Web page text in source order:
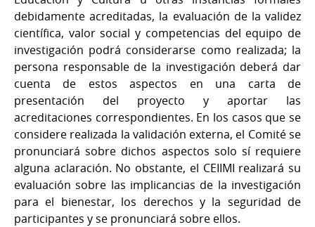
debidamente acreditadas, la evaluación de la validez
científica, valor social y competencias del equipo de
investigación podrá considerarse como realizada; la
persona responsable de la investigación deberá dar
cuenta de estos aspectos en una carta de
presentación del proyecto y aportar las
acreditaciones correspondientes. En los casos que se
considere realizada la validación externa, el Comité se
pronunciará sobre dichos aspectos solo sí requiere
alguna aclaración. No obstante, el CEIIMI realizará su
evaluación sobre las implicancias de la investigación
para el bienestar, los derechos y la seguridad de
participantes y se pronunciará sobre ellos.